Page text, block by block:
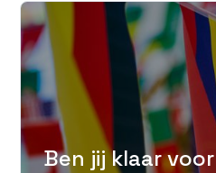
Ben jij klaar